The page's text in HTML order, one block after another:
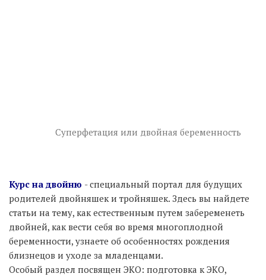
Суперфетация или двойная беременность
Курс на двойню - специальный портал для будущих
родителей двойняшек и тройняшек. Здесь вы найдете
статьи на тему, как естественным путем забеременеть
двойней, как вести себя во время многоплодной
беременности, узнаете об особенностях рождения
близнецов и уходе за младенцами.
Особый раздел посвящен ЭКО: подготовка к ЭКО,